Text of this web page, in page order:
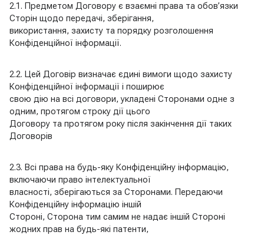
2.1. Предметом Договору є взаємні права та обов’язки
Сторін щодо передачі, зберігання,
використання, захисту та порядку розголошення
Конфіденційної інформації.
2.2. Цей Договір визначає єдині вимоги щодо захисту
Конфіденційної інформації і поширює
свою дію на всі договори, укладені Сторонами одне з
одним, протягом строку дії цього
Договору та протягом року після закінчення дії таких
Договорів
2.3. Всі права на будь-яку Конфіденційну інформацію,
включаючи право інтелектуальної
власності, зберігаються за Сторонами. Передаючи
Конфіденційну інформацію іншій
Стороні, Сторона тим самим не надає іншій Стороні
жодних прав на будь-які патенти,